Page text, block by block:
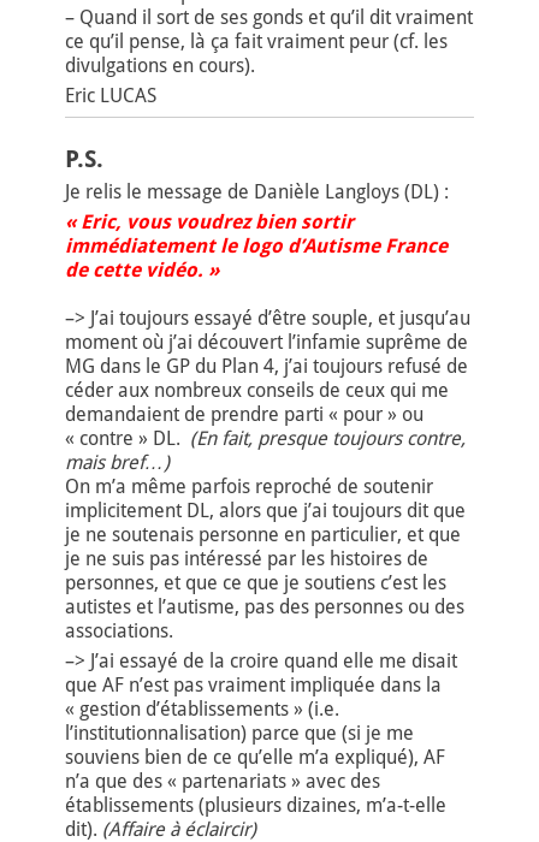
– Quand il sort de ses gonds et qu’il dit vraiment
ce qu’il pense, là ça fait vraiment peur (cf. les
divulgations en cours).
Eric LUCAS
P.S.
Je relis le message de Danièle Langloys (DL) :
« Eric, vous voudrez bien sortir
immédiatement le logo d’Autisme France
de cette vidéo. »
–> J’ai toujours essayé d’être souple, et jusqu’au
moment où j’ai découvert l’infamie suprême de
MG dans le GP du Plan 4, j’ai toujours refusé de
céder aux nombreux conseils de ceux qui me
demandaient de prendre parti « pour » ou
« contre » DL. (En fait, presque toujours contre,
mais bref…)
On m’a même parfois reproché de soutenir
implicitement DL, alors que j’ai toujours dit que
je ne soutenais personne en particulier, et que
je ne suis pas intéressé par les histoires de
personnes, et que ce que je soutiens c’est les
autistes et l’autisme, pas des personnes ou des
associations.
–> J’ai essayé de la croire quand elle me disait
que AF n’est pas vraiment impliquée dans la
« gestion d’établissements » (i.e.
l’institutionnalisation) parce que (si je me
souviens bien de ce qu’elle m’a expliqué), AF
n’a que des « partenariats » avec des
établissements (plusieurs dizaines, m’a-t-elle
dit). (Affaire à éclaircir)